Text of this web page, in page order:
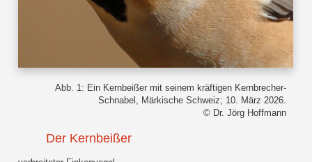
Abb. 1: Ein Kernbeißer mit seinem kräftigen Kernbrecher-
Schnabel, Märkische Schweiz; 10. März 2026.
© Dr. Jörg Hoffmann
Der Kernbeißer